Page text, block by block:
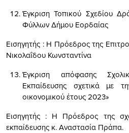
Έγκριση Τοπικού Σχεδίου
Φύλλων Δήμου Εορδαίας
Εισηγητής : Η Πρόεδρος της
Νικολαΐδου Κωνσταντίνα
Έγκριση απόφασης
Εκπαίδευσης σχετικά με
οικονομικού έτους 2023»
Εισηγητής : Η Πρόεδρος της
εκπαίδευσης κ. Αναστασία Πράπα.